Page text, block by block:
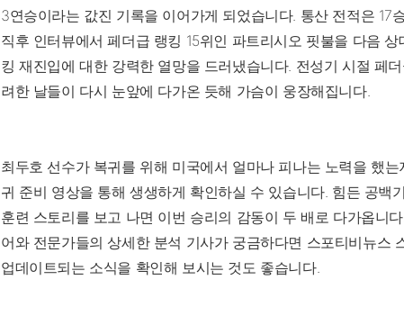
3연승이라는 값진 기록을 이어가게 되었습니다. 통산 전적은 17
직후 인터뷰에서 페더급 랭킹 15위인 파트리시오 핏불을 다음
킹 재진입에 대한 강력한 열망을 드러냈습니다. 전성기 시절 페
려한 날들이 다시 눈앞에 다가온 듯해 가슴이 웅장해집니다.
최두호 선수가 복귀를 위해 미국에서 얼마나 피나는 노력을 했
귀 준비 영상을 통해 생생하게 확인하실 수 있습니다. 힘든 공백
훈련 스토리를 보고 나면 이번 승리의 감동이 두 배로 다가옵니
어와 전문가들의 상세한 분석 기사가 궁금하다면 스포티비뉴스
업데이트되는 소식을 확인해 보시는 것도 좋습니다.